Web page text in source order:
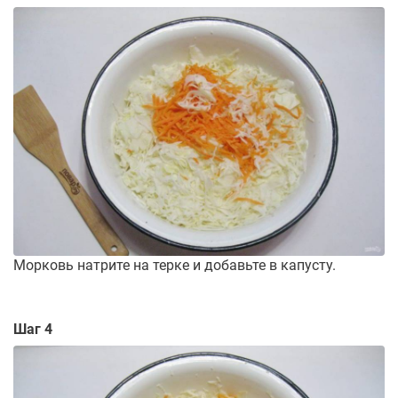
Морковь натрите на терке и добавьте в капусту.
Шаг 4